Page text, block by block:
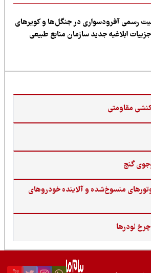
آفرودسواری در جنگل‌ها و کویرهای
ابلاغیه جدید سازمان منابع طبیعی
مقاومتی
منسوخ‌شده و آلاینده خودروهای